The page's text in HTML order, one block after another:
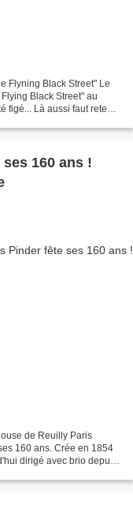
Flyning Black Street" Le
Black Street" au
figé... Là aussi faut retenir
160 ans !
de Reuilly Paris
160 ans. Crée en 1854
dirigé avec brio depuis